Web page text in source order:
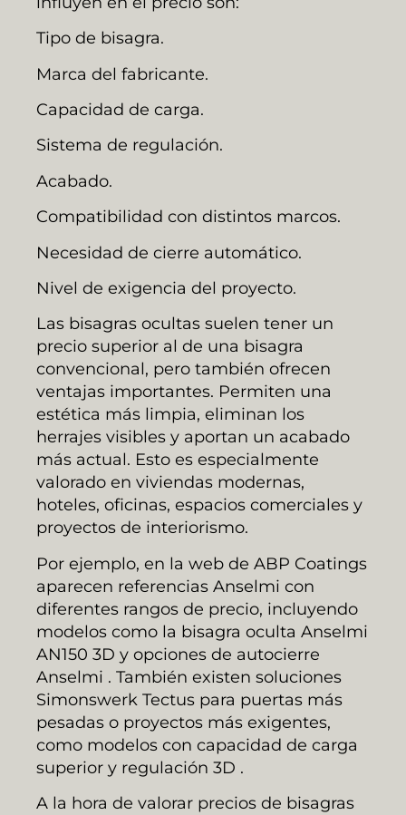
Tipo de bisagra.
Marca del fabricante.
Capacidad de carga.
Sistema de regulación.
Acabado.
Compatibilidad con distintos marcos.
Necesidad de cierre automático.
Nivel de exigencia del proyecto.
Las bisagras ocultas suelen tener un
precio superior al de una bisagra
convencional, pero también ofrecen
ventajas importantes. Permiten una
estética más limpia, eliminan los
herrajes visibles y aportan un acabado
más actual. Esto es especialmente
valorado en viviendas modernas,
hoteles, oficinas, espacios comerciales y
proyectos de interiorismo.
Por ejemplo, en la web de ABP Coatings
aparecen referencias Anselmi con
diferentes rangos de precio, incluyendo
modelos como la bisagra oculta Anselmi
AN150 3D y opciones de autocierre
Anselmi . También existen soluciones
Simonswerk Tectus para puertas más
pesadas o proyectos más exigentes,
como modelos con capacidad de carga
superior y regulación 3D .
A la hora de valorar precios de bisagras